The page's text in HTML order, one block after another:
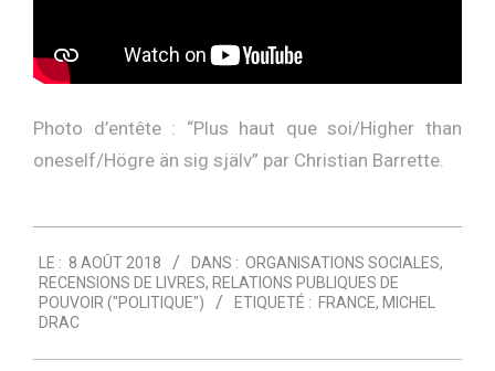
Photo d’entête : “Plus haut que soi/Higher than
oneself/Högre än sig själv” par Christian Barrette
08-
08
LE : 8 AOÛT 2018 DANS : ORGANISATIONS SOCIALES,
RECENSIONS DE LIVRES, RELATIONS PUBLIQUES DE
POUVOIR ("POLITIQUE")
ETIQUETÉ : FRANCE, MICHEL
DRAC